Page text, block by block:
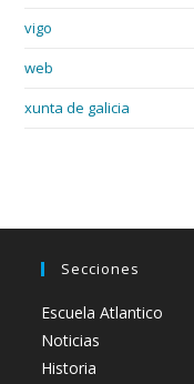
vigo
web
xunta de galicia
Secciones
Escuela Atlantico
Noticias
Historia